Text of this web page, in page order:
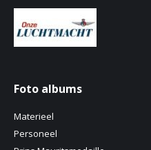
Foto albums
Materieel
Personeel